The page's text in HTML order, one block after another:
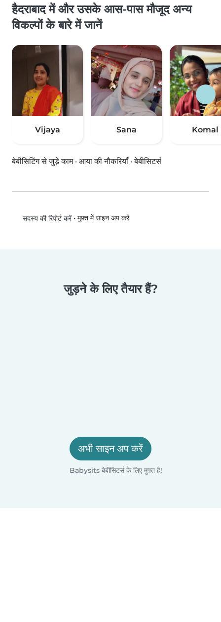
हैदराबाद में और उसके आस-पास मौजूद अन्य
विकल्पों के बारे में जानें
Vijaya Sana Komal
बेबीसिटिंग से जुड़े काम · आया की नौकरियाँ ·बेबीसिटर्स
सदस्य की रिपोर्ट करें• मुफ़्त में साइन अप करें
जुड़ने के लिए तैयार हैं?
अभी साइन अप करें
Babysits बेबीसिटर्स के लिए मुफ़्त है!